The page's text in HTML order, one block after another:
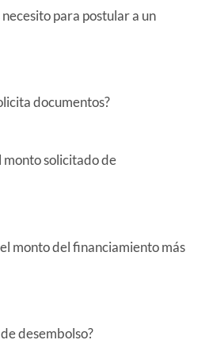
para postular a un
documentos?
monto solicitado de
monto del financiamiento más
desembolso?